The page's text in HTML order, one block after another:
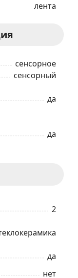
лента
сенсорное
сенсорный
да
да
2
да
нет